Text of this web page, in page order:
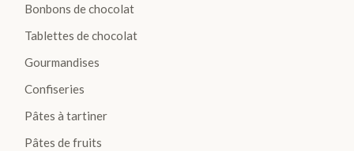
Bonbons de chocolat
Tablettes de chocolat
Gourmandises
Confiseries
Pâtes à tartiner
Pâtes de fruits